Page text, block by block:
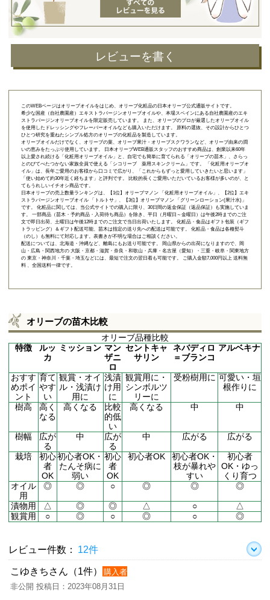
レビューを書く
このWEBページはオリーブオイルをはじめ、オリーブ化粧品の日本オリーブ公式通販サイトです。
希少な国産（自社農園産）エキストラバージンオリーブオイルや、本場スペインにある自社農園産のエキ
ストラバージンオリーブオイルを限定販売しています。 また、オリーブのプロが厳選したオリーブオイル
を使用したドレッシングやフレーバーオイルなども購入いただけます。 原料の選抜、その設計からひとつ
ひとつ研究を重ねたシンプル処方のオリーブの化粧品を製造しています。
オリーブオイルだけでなく、オリーブの葉、オリーブ果汁・オリーブスクワランなど、オリーブ由来の潤
いの恵みをたっぷり使用しています。 日本オリーブWEB通販スタッフのおすすめ商品は、創業以来60年
以上愛され続ける「 化粧用オリーブオイル 」と、自宅でも簡単に育てられる「 オリーブの苗木 」、さらっ
とのびてべたつかない家族全員で使える「 シコリーブ 薬用スキンクリーム 」です。 「化粧用オリーブオ
イル」は、長年ご愛用のお客様から口コミで広がり、「これからもずっと愛用していきたいと思います」
「使い始めて約30年近く経ちます」と評判です。 比較的長くご愛用いただいているお客様が多いのが、と
てもうれしいイチオシ商品です。
日本オリーブの売上数量ランキングは、【1位】オリーブマノン 「 化粧用オリーブオイル 」、【2位】 エキ
ストラバージンオリーブオイル 「トルトサ」 、【3位】 オリーブマノン 「グリーンローション(果汁水)」
です。 化粧品に関しては、当公式サイトでの購入に限り、 30日間の返金保証（返品保証）
も実施していま
す。 一部商品（苗木・予約商品・入荷待ち商品）を除き、平日（月曜日～金曜日）は午後2時までのご注
文で即日出荷、土曜日は午後12時までのご注文で当日出荷いたします。 化粧品・食品はギフト包装（ギフ
トラッピング）＆ギフト配送可能、苗木は指定の送り先への配送は可能です。 化粧品・食品は各種熨斗
（のし）も無料にて対応します。表書きが不明な場合はご相談ください。
配送については、北海道・沖縄など、離島にもお送り可能です。 岡山県からの出荷になりますので、岡
山・広島・関西地方の 大阪・京都・滋賀・奈良・和歌山・兵庫・名古屋（愛知）・三重・岐阜・関東地方
の 東京・神奈川・千葉・埼玉などには、最短で注文の翌日着も可能です。 ご購入金額7,000円以上 送料無
料 、全国送料一律です。
オリーブの苗木比較
オリーブ品種比較
特徴
ルッ
カ
ミッション マン
ザニ
ロ
セントキャ
サリン
ネバディロ
＝ブランコ
アルベキナ
おすす
めポイ
ント
育て
やす
い
観賞・オイ
ル・浅漬け
用に
浅漬
け用
に
観賞用に・
シンボルツ
リーに
受粉樹用に 可愛い・垣
根作りに
樹高
高く
なる
高くなる
比較
的低
い
高くなる 中 中
樹幅
広が
る
中
広が
る
中 広がる 広がる
栽培
初心
者
OK
初心者OK・
たんそ病に
弱い
初心
者
OK
初心者OK
初心者OK・
枝が暴れや
すい
初心者
OK・ゆっ
くり育つ
オイル
用
◎ ◎ ○ ◎ ◎ ◎
漬物用 △ ◎ ◎ △ ○
△
観賞用
○ ◎ ○ ◎ ○ ◎
レビュー件数： 12件
こゆきちさん（1件）
購入者
非公開 投稿日：2023年08月31日